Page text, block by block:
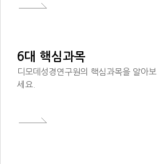
6대 핵심과목
디모데성경연구원의 핵심과목을 알아보
세요.